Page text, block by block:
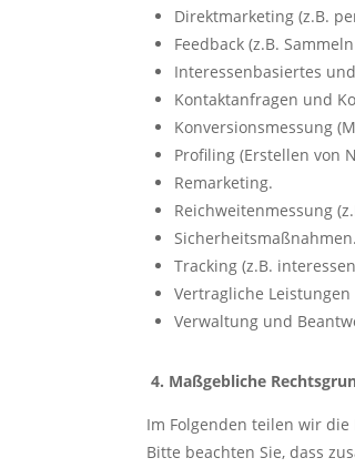
Direktmarketing (z.B.
Feedback (z.B.
Interessenbasiertes
Kontaktanfragen und
Konversionsmessung
Profiling (Erstellen von
Remarketing.
Reichweitenmessung
Sicherheitsmaßnahmen.
Tracking (z.B.
Vertragliche Leistungen
Verwaltung und
4. Maßgebliche
Im Folgenden teilen wir
Bitte beachten Sie, dass